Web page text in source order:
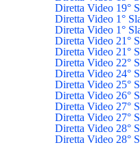
Diretta Video 19°
Diretta Video 1°
Diretta Video 1°
Diretta Video 21°
Diretta Video 21°
Diretta Video 22°
Diretta Video 24°
Diretta Video 25°
Diretta Video 26°
Diretta Video 27°
Diretta Video 27°
Diretta Video 28°
Diretta Video 28°